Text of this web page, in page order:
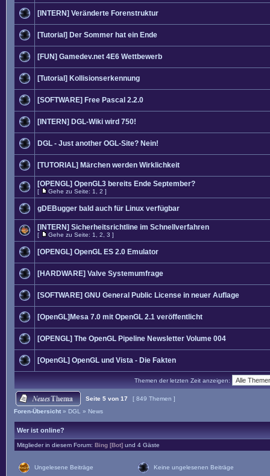
[INTERN] Veränderte Forenstruktur
[Tutorial] Der Sommer hat ein Ende
[FUN] Gamedev.net 4E6 Wettbewerb
[Tutorial] Kollisionserkennung
[SOFTWARE] Free Pascal 2.2.0
[INTERN] DGL-Wiki wird 750!
DGL - Just another OGL-Site? Nein!
[TUTORIAL] Märchen werden Wirklichkeit
[OPENGL] OpenGL3 bereits Ende September?
[ Gehe zu Seite: 1 2 ]
gDEBugger bald auch für Linux verfügbar
[INTERN] Sicherheitsrichtline im Schnellverfahren
[ Gehe zu Seite: 1 2 3 ]
[OPENGL] OpenGL ES 2.0 Emulator
[HARDWARE] Valve Systemumfrage
[SOFTWARE] GNU General Public License in neuer Auflage
[OpenGL]Mesa 7.0 mit OpenGL 2.1 veröffentlicht
[OPENGL] The OpenGL Pipeline Newsletter Volume 004
[OpenGL] OpenGL und Vista - Die Fakten
Themen der letzten Zeit anzeigen:
Seite 5 von 17
[ 849 Themen ]
Foren-Übersicht » DGL » News
Wer ist online?
Mitglieder in diesem Forum: Bing [Bot] und 4 Gäste
Ungelesene Beiträge Keine ungelesenen Beiträge